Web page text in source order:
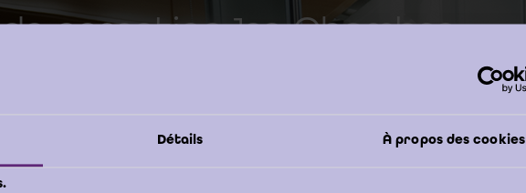
Détails À propos des cookies
cassation 1re Chambre